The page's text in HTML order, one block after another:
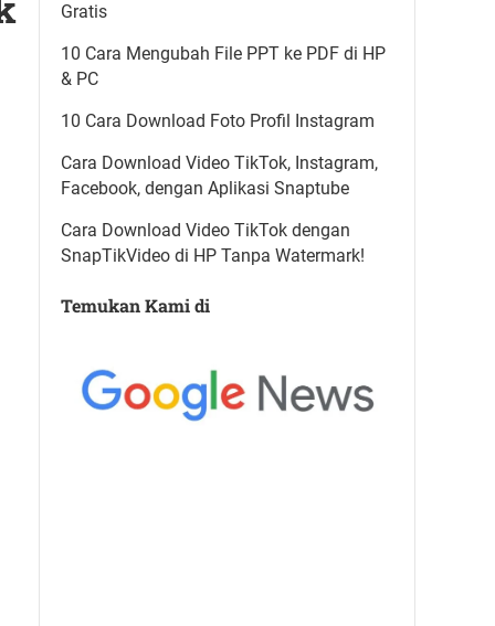
Gratis
10 Cara Mengubah File PPT ke PDF di HP
& PC
10 Cara Download Foto Profil Instagram
Cara Download Video TikTok, Instagram,
Facebook, dengan Aplikasi Snaptube
Cara Download Video TikTok dengan
SnapTikVideo di HP Tanpa Watermark!
Temukan Kami di